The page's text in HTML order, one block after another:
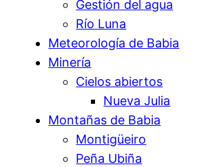
Gestión del agua
Río Luna
Meteorología de Babia
Minería
Cielos abiertos
Nueva Julia
Montañas de Babia
Montigüeiro
Peña Ubiña